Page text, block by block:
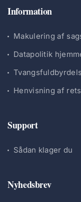
Information
Makulering af
Datapolitik
Henvisning af
Support
Sådan klager du
Nyhedsbrev